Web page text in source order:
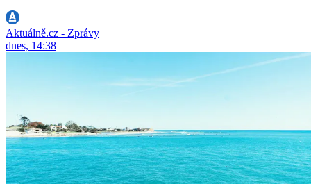
Aktuálně.cz - Zprávy
dnes, 14:38